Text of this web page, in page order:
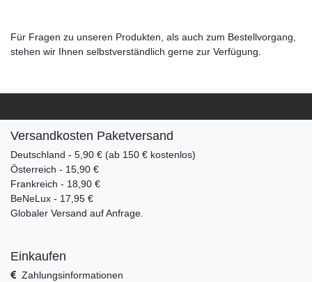
Für Fragen zu unseren Produkten, als auch zum Bestellvorgang,
stehen wir Ihnen selbstverständlich gerne zur Verfügung.
Versandkosten Paketversand
Deutschland - 5,90 € (ab 150 € kostenlos)
Österreich - 15,90 €
Frankreich - 18,90 €
BeNeLux - 17,95 €
Globaler Versand auf Anfrage.
Einkaufen
Zahlungsinformationen